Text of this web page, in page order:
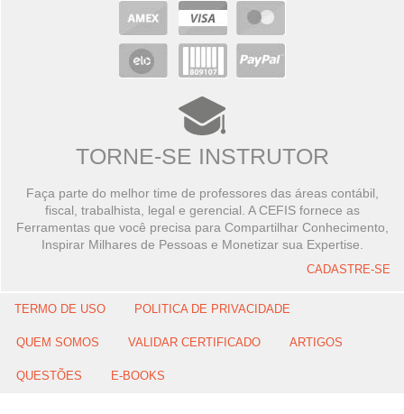
TORNE-SE INSTRUTOR
Faça parte do melhor time de professores das áreas contábil,
fiscal, trabalhista, legal e gerencial. A CEFIS fornece as
Ferramentas que você precisa para Compartilhar Conhecimento,
Inspirar Milhares de Pessoas e Monetizar sua Expertise.
CADASTRE-SE
TERMO DE USO POLITICA DE PRIVACIDADE
QUEM SOMOS VALIDAR CERTIFICADO ARTIGOS
QUESTÕES E-BOOKS